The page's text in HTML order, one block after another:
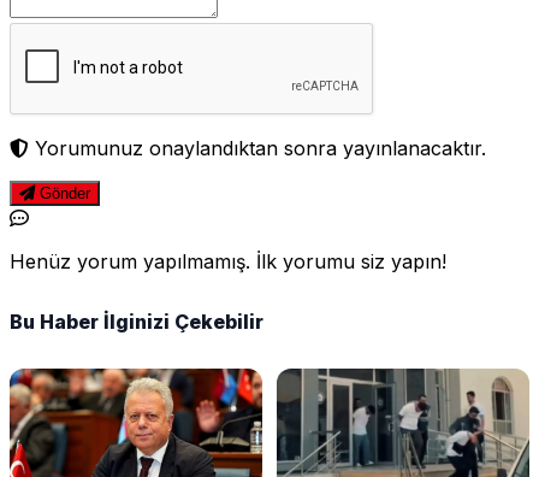
Yorumunuz onaylandıktan sonra yayınlanacaktır.
Gönder
Henüz yorum yapılmamış. İlk yorumu siz yapın!
Bu Haber İlginizi Çekebilir